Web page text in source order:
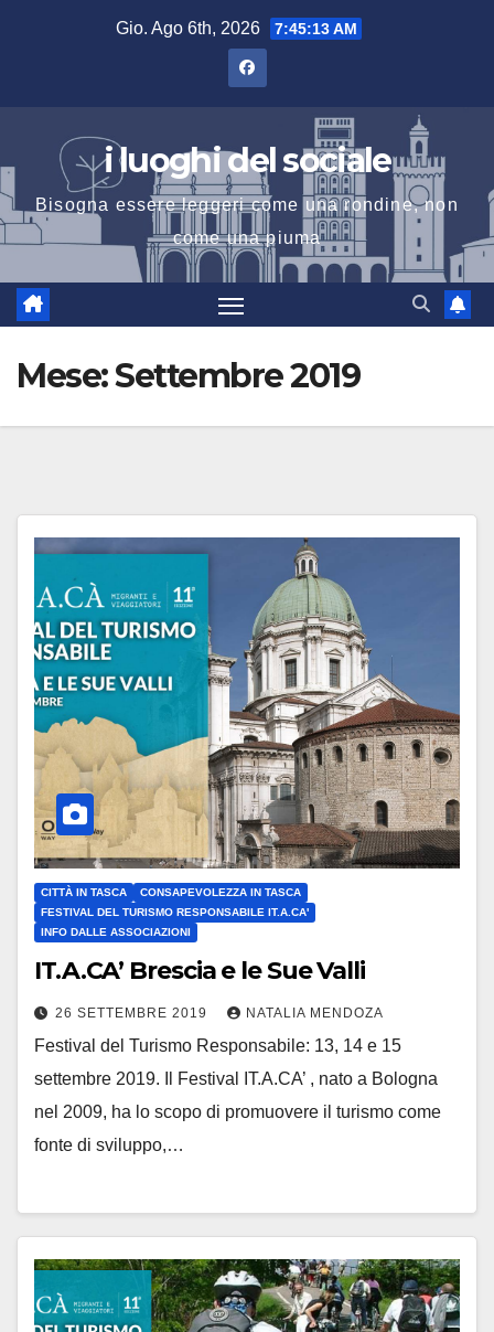
Gio. Ago 6th, 2026 7:45:14 AM
i luoghi del sociale
Bisogna essere leggeri come una rondine, non
come una piuma
Mese:Settembre 2019
CITTÀ IN TASCA
CONSAPEVOLEZZA IN TASCA
FESTIVAL DEL TURISMO RESPONSABILE IT.A.CA'
INFO DALLE ASSOCIAZIONI
IT.A.CA’ Brescia e le Sue Valli
26 SETTEMBRE 2019 NATALIA MENDOZA
Festival del Turismo Responsabile: 13, 14 e 15
settembre 2019. Il Festival IT.A.CA’ , nato a Bologna
nel 2009, ha lo scopo di promuovere il turismo come
fonte di sviluppo,…